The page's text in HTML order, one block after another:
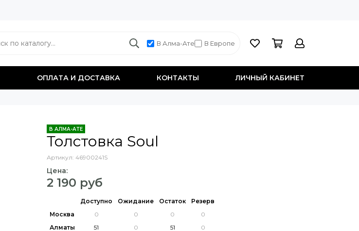
В Алма-Ате В Европе
ОПЛАТА И ДОСТАВКА КОНТАКТЫ ЛИЧНЫЙ КАБИНЕТ
В АЛМА-АТЕ
Толстовка Soul
Артикул: 46900241S
Цена:
2 190 руб
Доступно Ожидание Остаток
Резерв
Москва
Алматы